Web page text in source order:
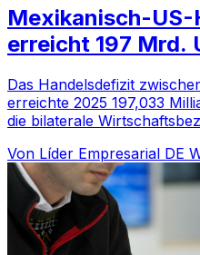
Mexikanisch-
erreicht 197 Mrd.
Das Handelsdefizit
erreichte 2025 197,033
die bilaterale
Von Líder Empresarial DE